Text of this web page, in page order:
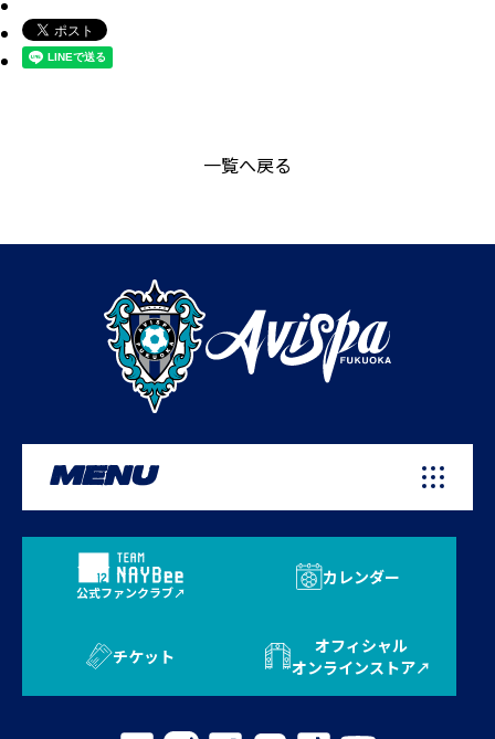
一覧へ戻る
MENU
公式ファンクラブ
カレンダー
チケット
オフィシャル
オンラインストア